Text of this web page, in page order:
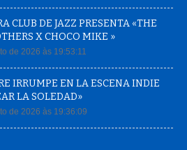
CLUB DE JAZZ PRESENTA «THE
X CHOCO MIKE »
de 2026 às 19:53:11
IRRUMPE EN LA ESCENA INDIE
LA SOLEDAD»
de 2026 às 19:36:09